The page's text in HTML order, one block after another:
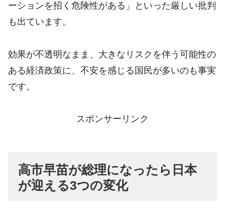
ーションを招く危険性がある」といった厳しい批判
も出ています。
効果が不透明なまま、大きなリスクを伴う可能性の
ある経済政策に、不安を感じる国民が多いのも事実
です。
スポンサーリンク
高市早苗が総理になったら日本
が迎える3つの変化